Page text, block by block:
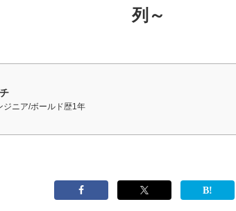
列～
ジニア/ボールド歴1年